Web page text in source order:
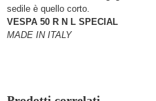
sedile è quello corto.
VESPA 50 R N L SPECIAL
MADE IN ITALY